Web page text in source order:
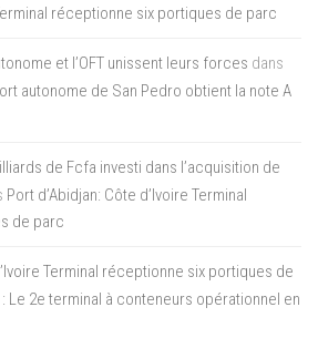
réceptionne six portiques de parc
et l’OFT unissent leurs forces dans
autonome de San Pedro obtient la note A
de Fcfa investi dans l’acquisition de
Port d’Abidjan: Côte d’Ivoire Terminal
de parc
Terminal réceptionne six portiques de
: Le 2e terminal à conteneurs opérationnel en